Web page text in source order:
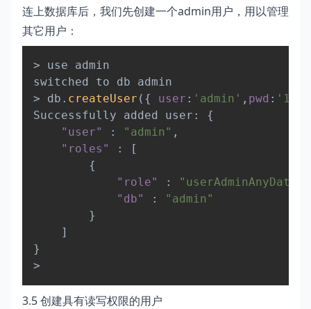
连上数据库后，我们先创建一个admin用户，用以管理
其它用户：
> use admin
> db . createUser ( { user : 'admin' , pwd :
Successfully added user :
{
"user"
: "admin" ,
"roles"
:
[
{
"role"
:
"db"
:
"admin"
}
]
}
>
3.5 创建具有读写权限的用户